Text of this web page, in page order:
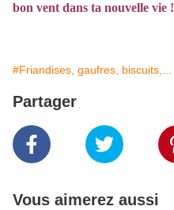
bon vent dans ta nouvelle vie !
#Friandises, gaufres, biscuits,...
Partager
Vous aimerez aussi